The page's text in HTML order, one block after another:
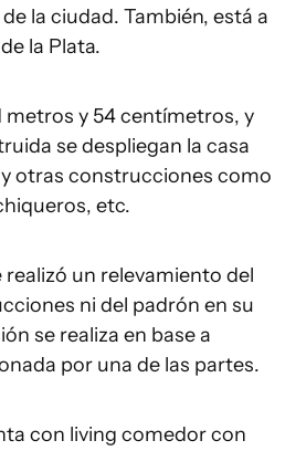
la ciudad. También, está a
la Plata.
metros y 54 centímetros, y
se despliegan la casa
otras construcciones como
etc.
un relevamiento del
ni del padrón en su
se realiza en base a
por una de las partes.
con living comedor con